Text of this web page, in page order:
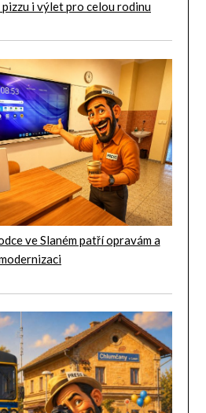
i výlet pro celou rodinu
ve Slaném patří opravám a